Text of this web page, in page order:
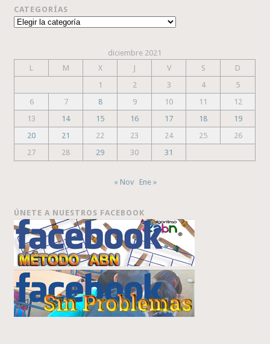
CATEGORÍAS
Categorías
diciembre 2021
L
M X J V S
D
1
2 3 4
5
6
7 8 9 10 11
12
13
14 15 16 17 18
19
20
21 22 23 24 25
26
27
28 29 30 31
« Nov Ene »
ÚNETE A NUESTROS FACEBOOK